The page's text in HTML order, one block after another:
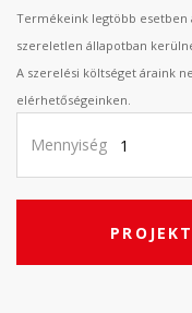
Termékeink legtöbb esetben
szereletlen állapotban
A szerelési költséget áraink
elérhetőségeinken.
Mennyiség